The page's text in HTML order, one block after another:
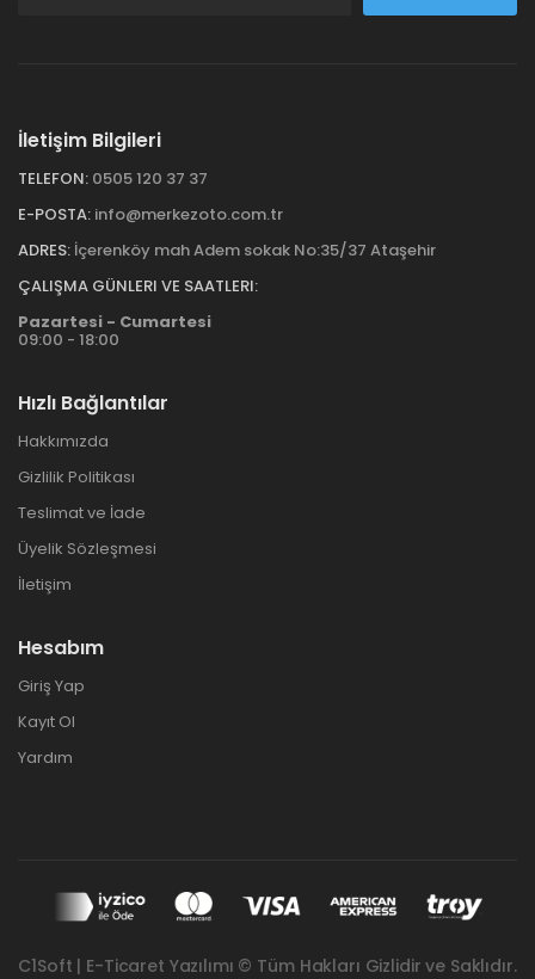
İletişim Bilgileri
TELEFON: 0505 120 37 37
E-POSTA: info@merkezoto.com.tr
ADRES: İçerenköy mah Adem sokak No:35/37 Ataşehir
ÇALIŞMA GÜNLERI VE SAATLERI:
Pazartesi - Cumartesi
09:00 - 18:00
Hızlı Bağlantılar
Hakkımızda
Gizlilik Politikası
Teslimat ve İade
Üyelik Sözleşmesi
İletişim
Hesabım
Giriş Yap
Kayıt Ol
Yardım
C1Soft | E-Ticaret Yazılımı © Tüm Hakları Gizlidir ve Saklıdır.